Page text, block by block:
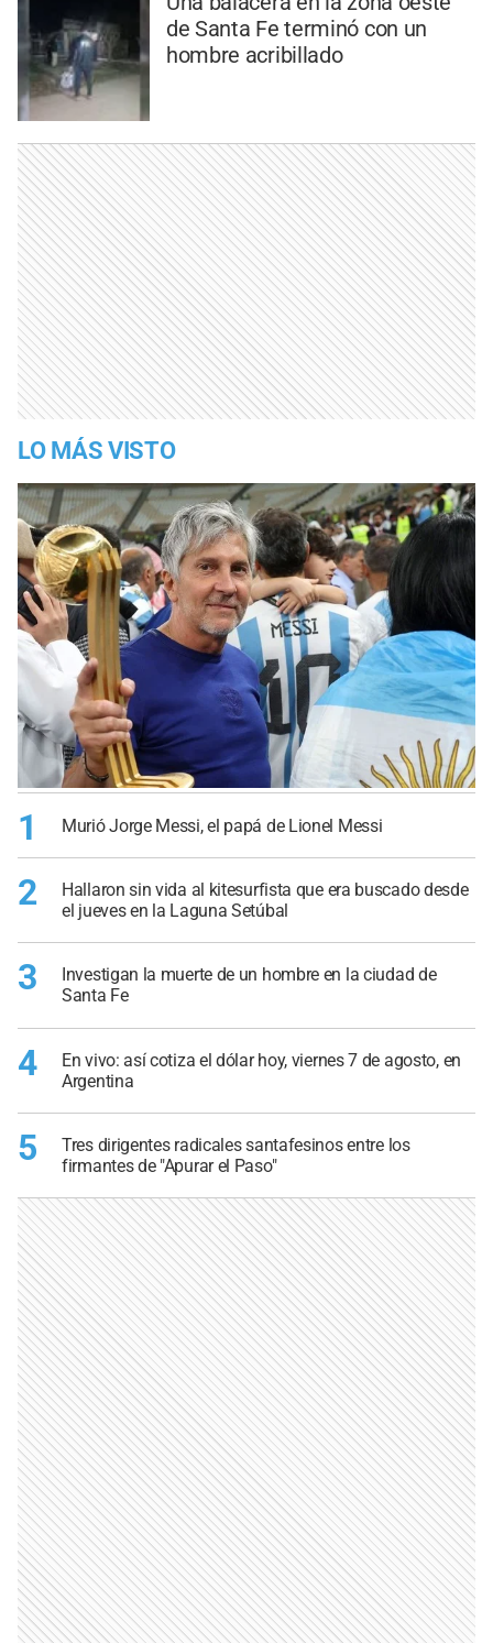
de Santa Fe terminó con un
hombre acribillado
LO MÁS VISTO
1 Murió Jorge Messi, el papá de Lionel Messi
2
Hallaron sin vida al kitesurfista que era buscado desde
el jueves en la Laguna Setúbal
3
Investigan la muerte de un hombre en la ciudad de
Santa Fe
4
En vivo: así cotiza el dólar hoy, viernes 7 de agosto, en
Argentina
5
Tres dirigentes radicales santafesinos entre los
firmantes de "Apurar el Paso"